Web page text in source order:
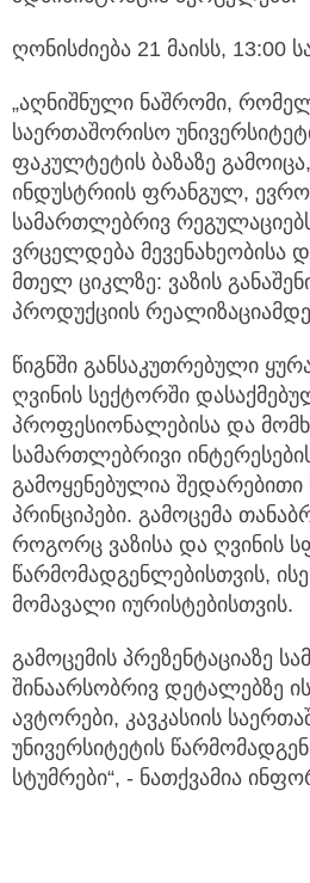
ღონისძიება 21 მაისს, 13:00
„აღნიშნული ნაშრომი,
საერთაშორისო
ფაკულტეტის ბაზაზე
ინდუსტრიის ფრანგულ,
სამართლებრივ
ვრცელდება მევენახეობისა
მთელ ციკლზე: ვაზის
პროდუქციის
წიგნში განსაკუთრებული
ღვინის სექტორში
პროფესიონალებისა და
სამართლებრივი
გამოყენებულია
პრინციპები. გამოცემა
როგორც ვაზისა და ღვინის
წარმომადგენლებისთვის,
მომავალი იურისტებისთვის.
გამოცემის პრეზენტაციაზე
შინაარსობრივ დეტალებზე
ავტორები, კავკასიის
უნივერსიტეტის
სტუმრები“, - ნათქვამია